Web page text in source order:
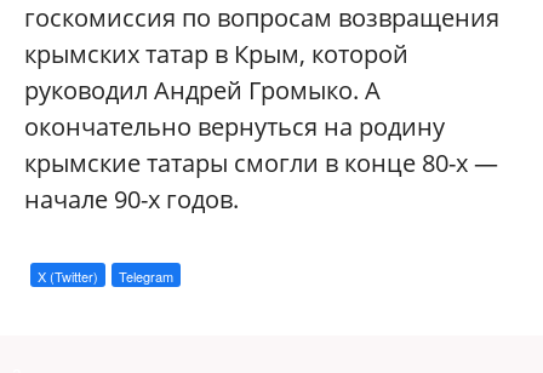
госкомиссия по вопросам возвращения
крымских татар в Крым, которой
руководил Андрей Громыко. А
окончательно вернуться на родину
крымские татары смогли в конце 80-х —
начале 90-х годов.
X (Twitter) Telegram